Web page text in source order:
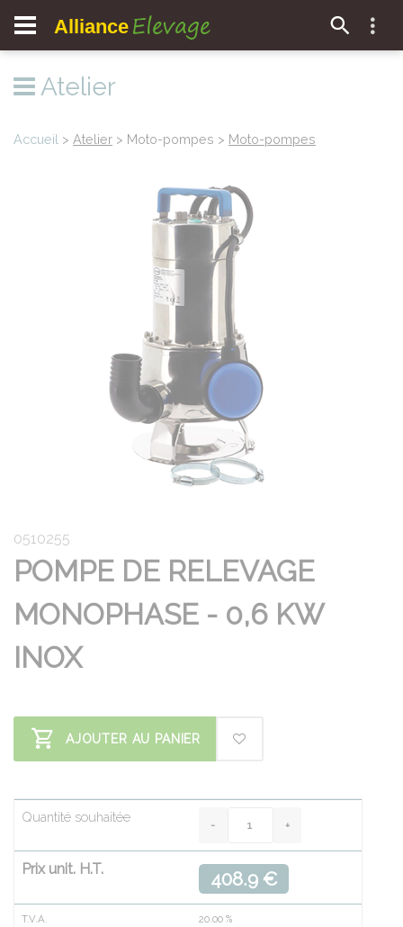
Alliance Elevage
Atelier
Accueil > Atelier > Moto-pompes > Moto-pompes
0510255
POMPE DE RELEVAGE
MONOPHASE - 0,6 KW
INOX
AJOUTER AU PANIER
Quantité souhaitée
Prix unit. H.T. 408.9 €
T.V.A. 20.00 %